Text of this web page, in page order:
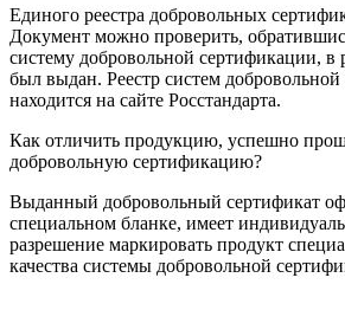
Единого реестра добровольных
Документ можно проверить,
систему добровольной сертификации, в
был выдан. Реестр систем
находится на сайте Росстандарта.
Как отличить продукцию, успешно
добровольную сертификацию?
Выданный добровольный сертификат
специальном бланке, имеет
разрешение маркировать продукт
качества системы добровольной